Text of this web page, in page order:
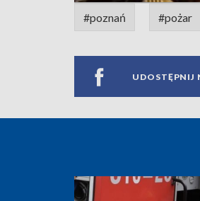
#poznań #pożar
UDOSTĘPNIJ